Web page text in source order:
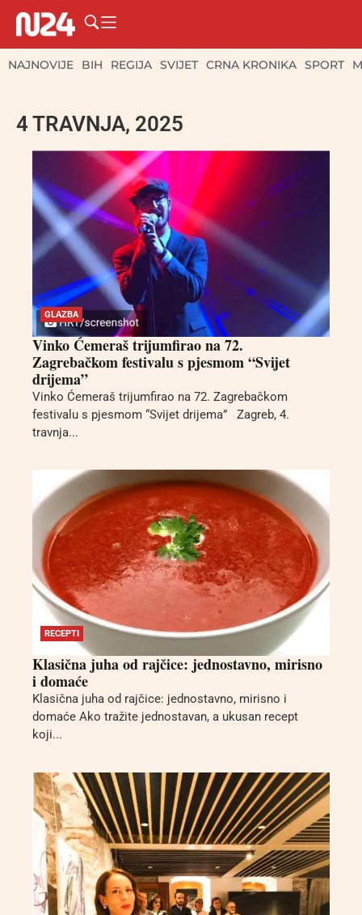
NAJNOVIJE BIH REGIJA SVIJET CRNA KRONIKA SPORT
4 TRAVNJA, 2025
GLAZBA
Vinko Ćemeraš trijumfirao na 72.
Zagrebačkom festivalu s pjesmom “Svijet
drijema”
Vinko Ćemeraš trijumfirao na 72. Zagrebačkom
festivalu s pjesmom “Svijet drijema” Zagreb, 4.
travnja...
RECEPTI
Klasična juha od rajčice: jednostavno, mirisno
i domaće
Klasična juha od rajčice: jednostavno, mirisno i
domaće Ako tražite jednostavan, a ukusan recept
koji...